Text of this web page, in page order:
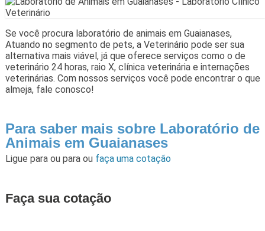
Se você procura laboratório de animais em Guaianases,
Atuando no segmento de pets, a Veterinário pode ser sua
alternativa mais viável, já que oferece serviços como o de
veterinário 24 horas, raio X, clínica veterinária e internações
veterinárias. Com nossos serviços você pode encontrar o que
almeja, fale conosco!
Para saber mais sobre Laboratório de
Animais em Guaianases
Ligue para ou para ou faça uma cotação
Faça sua cotação